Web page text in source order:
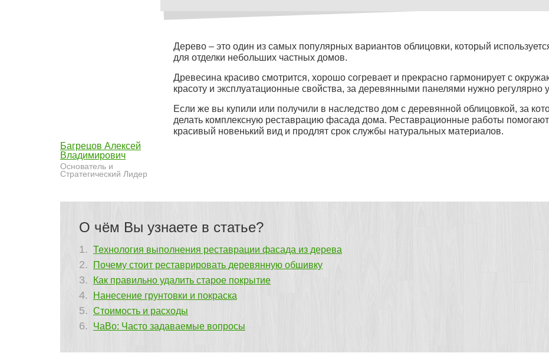
Багрецов Алексей
Владимирович
Основатель и
Стратегический Лидер
Дерево – это один из самых популярных вариантов облицовки, который
для отделки небольших частных домов.
Древесина красиво смотрится, хорошо согревает и прекрасно гармонирует с
красоту и эксплуатационные свойства, за деревянными панелями нужно регулярно
Если же вы купили или получили в наследство дом с деревянной облицовкой, за
делать комплексную реставрацию фасада дома. Реставрационные работы
красивый новенький вид и продлят срок службы натуральных материалов.
О чём Вы узнаете в статье?
Технология выполнения реставрации фасада из дерева
Почему стоит реставрировать деревянную обшивку
Как правильно удалить старое покрытие
Нанесение грунтовки и покраска
Стоимость и расходы
ЧаВо: Часто задаваемые вопросы